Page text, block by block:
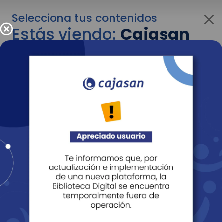
Selecciona tus contenidos
Estás viendo:Cajasan
para empresas
Para cambiar al contenido de tu interés más
adelante recuerda utilizar el menú
Entendido